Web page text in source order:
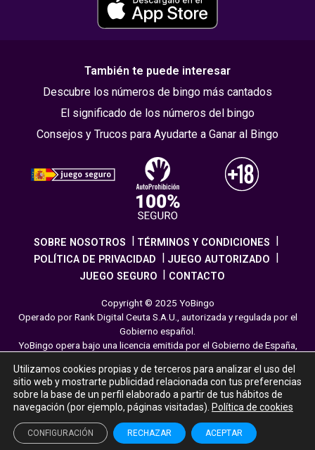
También te puede interesar
Descubre los números de bingo más cantados
El significado de los números del bingo
Consejos y Trucos para Ayudarte a Ganar al Bingo
SOBRE NOSOTROS
TÉRMINOS Y CONDICIONES
POLÍTICA DE PRIVACIDAD
JUEGO AUTORIZADO
JUEGO SEGURO
CONTACTO
Copyright © 2025 YoBingo
Operado por Rank Digital Ceuta S.A.U., autorizada y regulada por el
Gobierno español.
YoBingo opera bajo una licencia emitida por el Gobierno de España,
responsabilidad en los juegos online. El juego es una forma de
entretenimiento cuya finalidad es ofrecer diversión y emoción a los
jugadores en nuestra página web. Juega con moderación siguiendo
las pautas recomendadas para el juego responsable.
Utilizamos cookies propias y de terceros para analizar el uso del
sitio web y mostrarte publicidad relacionada con tus preferencias
sobre la base de un perfil elaborado a partir de tus hábitos de
navegación (por ejemplo, páginas visitadas). Política de cookies
ACEPTAR
RECHAZAR
CONFIGURACIÓN